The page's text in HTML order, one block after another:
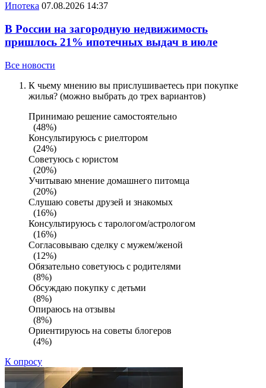
Ипотека 07.08.2026 14:37
В России на загородную недвижимость
пришлось 21% ипотечных выдач в июле
Все новости
К чьему мнению вы прислушиваетесь при покупке
жилья? (можно выбрать до трех вариантов)
Принимаю решение самостоятельно
(48%)
Консультируюсь с риелтором
(24%)
Советуюсь с юристом
(20%)
Учитываю мнение домашнего питомца
(20%)
Слушаю советы друзей и знакомых
(16%)
Консультируюсь с тарологом/астрологом
(16%)
Согласовываю сделку с мужем/женой
(12%)
Обязательно советуюсь с родителями
(8%)
Обсуждаю покупку с детьми
(8%)
Опираюсь на отзывы
(8%)
Ориентируюсь на советы блогеров
(4%)
К опросу